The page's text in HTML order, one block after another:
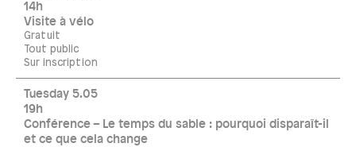
14h
Visite à vélo
Gratuit
Tout public
Sur inscription
Tuesday 5.05
19h
Conférence – Le temps du sable : pourquoi disparaît-il
et ce que cela change